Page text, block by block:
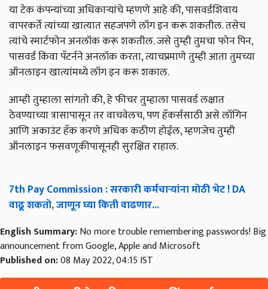
या टेक कंपन्यांच्या अधिकाऱ्यांचे म्हणणे आहे की, पासवर्डशिवाय
वापरकर्ते त्यांच्या खात्यात सहजपणे लॉग इन करू शकतील. तसेच
त्यांचे स्मार्टफोन अनलॉक करू शकतील. जसे तुम्ही तुमचा फोन पिन,
पासवर्ड किंवा पॅटर्नने अनलॉक करता, त्याचप्रमाणे तुम्ही आता तुमच्या
ऑनलाइन खात्यांमध्ये लॉग इन करू शकाल.
आम्ही तुम्हाला सांगतो की, हे फीचर तुम्हाला पासवर्ड लक्षात
ठेवण्याच्या त्रासापासून तर वाचवेलच, पण हॅकर्ससाठी असे लॉगिन
आणि अकाउंट हॅक करणे अधिक कठीण होईल, म्हणजेच तुम्ही
ऑनलाइन फसवणूकीपासूनही सुरक्षित राहाल.
7th Pay Commission : सरकारी कर्मचाऱ्यांना मोठी भेट ! DA
वाढू शकतो, जाणून घ्या किती वाढणार...
English Summary:No more trouble remembering passwords! Big
announcement from Google, Apple and Microsoft
Published on:08 May 2022, 04:15 IST